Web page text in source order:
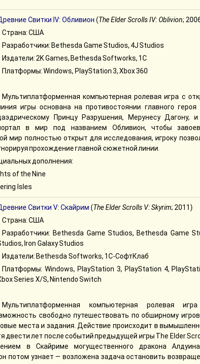
Свитки IV: Обливион (The Elder Scrolls IV: Oblivion;
Страна: США
Разработчики: Bethesda Game Studios, 4J Studios
Издатели: 2K Games, Bethesda Softworks, 1С
Платформы: Windows, PlayStation 3, Xbox 360
Мультиплатформенная компьютерная ролевая игра с
игры основана на противостоянии главного
Принцу Разрушения, Мерунесу Дагону,
в мир под названием Обливион, чтобы
мир полностью открыт для исследования, игроку
прохождение главной сюжетной линии.
дополнения:
of the Nine
Isles
Свитки V: Скайрим (The Elder Scrolls V: Skyrim; 2011)
Страна: США
Разработчики: Bethesda Game Studios, Bethesda Game
Iron Galaxy Studios
Издатели: Bethesda Softworks, 1С-СофтКлаб
Платформы: Windows, PlayStation 3, PlayStation 4,
Series X/S, Nintendo Switch
Мультиплатформенная компьютерная ролевая
свободно путешествовать по обширному
места и задания. Действие происходит в
двести лет после событий предыдущей игры The Elder
в Скайриме могущественного дракона
потом узнает — возложена задача остановить